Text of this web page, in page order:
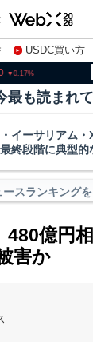
USDC買い方
XRP
最も読まれ
イーサリアム・
最終段階に典型的
ースランキング
億円
害か